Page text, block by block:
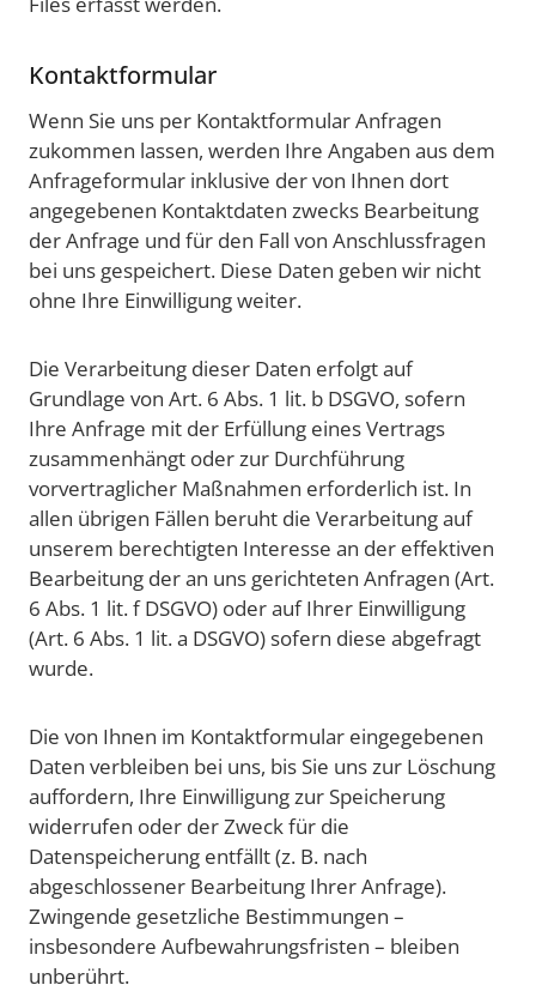
Kontaktformular
Wenn Sie uns per Kontaktformular Anfragen
zukommen lassen, werden Ihre Angaben aus dem
Anfrageformular inklusive der von Ihnen dort
angegebenen Kontaktdaten zwecks Bearbeitung
der Anfrage und für den Fall von Anschlussfragen
bei uns gespeichert. Diese Daten geben wir nicht
ohne Ihre Einwilligung weiter.
Die Verarbeitung dieser Daten erfolgt auf
Grundlage von Art. 6 Abs. 1 lit. b DSGVO, sofern
Ihre Anfrage mit der Erfüllung eines Vertrags
zusammenhängt oder zur Durchführung
vorvertraglicher Maßnahmen erforderlich ist. In
allen übrigen Fällen beruht die Verarbeitung auf
unserem berechtigten Interesse an der effektiven
Bearbeitung der an uns gerichteten Anfragen (Art.
6 Abs. 1 lit. f DSGVO) oder auf Ihrer Einwilligung
(Art. 6 Abs. 1 lit. a DSGVO) sofern diese abgefragt
wurde.
Die von Ihnen im Kontaktformular eingegebenen
Daten verbleiben bei uns, bis Sie uns zur Löschung
auffordern, Ihre Einwilligung zur Speicherung
widerrufen oder der Zweck für die
Datenspeicherung entfällt (z. B. nach
abgeschlossener Bearbeitung Ihrer Anfrage).
Zwingende gesetzliche Bestimmungen –
insbesondere Aufbewahrungsfristen – bleiben
unberührt.